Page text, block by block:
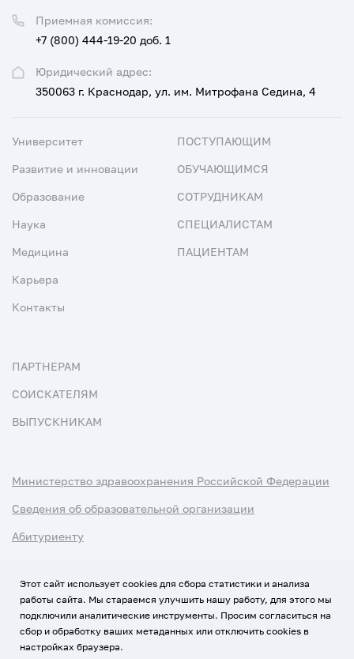
Юридический адрес:
350063 г. Краснодар, ул. им. Митрофана Седина, 4
Приемная комиссия:
+7 (800) 444-19-20 доб. 1
Университет
Развитие и инновации
Образование
Наука
Медицина
Карьера
Контакты
ПОСТУПАЮЩИМ
ОБУЧАЮЩИМСЯ
СОТРУДНИКАМ
СПЕЦИАЛИСТАМ
ПАЦИЕНТАМ
ПАРТНЕРАМ
СОИСКАТЕЛЯМ
ВЫПУСКНИКАМ
Министерство здравоохранения Российской Федерации
Сведения об образовательной организации
Абитуриенту
Использование Cookies
Политика обработки персональных данных
Этот сайт использует cookies для сбора статистики и анализа
работы сайта. Мы стараемся улучшить нашу работу, для этого мы
подключили аналитические инструменты. Просим согласиться на
сбор и обработку ваших метаданных или отключить cookies в
настройках браузера.